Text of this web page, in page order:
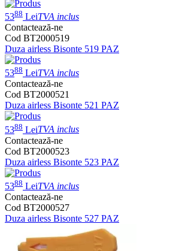
5388 LeiTVA inclus
Contactează-ne
Cod BT2000519
Duza airless Bisonte 519 PAZ
5388 LeiTVA inclus
Contactează-ne
Cod BT2000521
Duza airless Bisonte 521 PAZ
5388 LeiTVA inclus
Contactează-ne
Cod BT2000523
Duza airless Bisonte 523 PAZ
5388 LeiTVA inclus
Contactează-ne
Cod BT2000527
Duza airless Bisonte 527 PAZ